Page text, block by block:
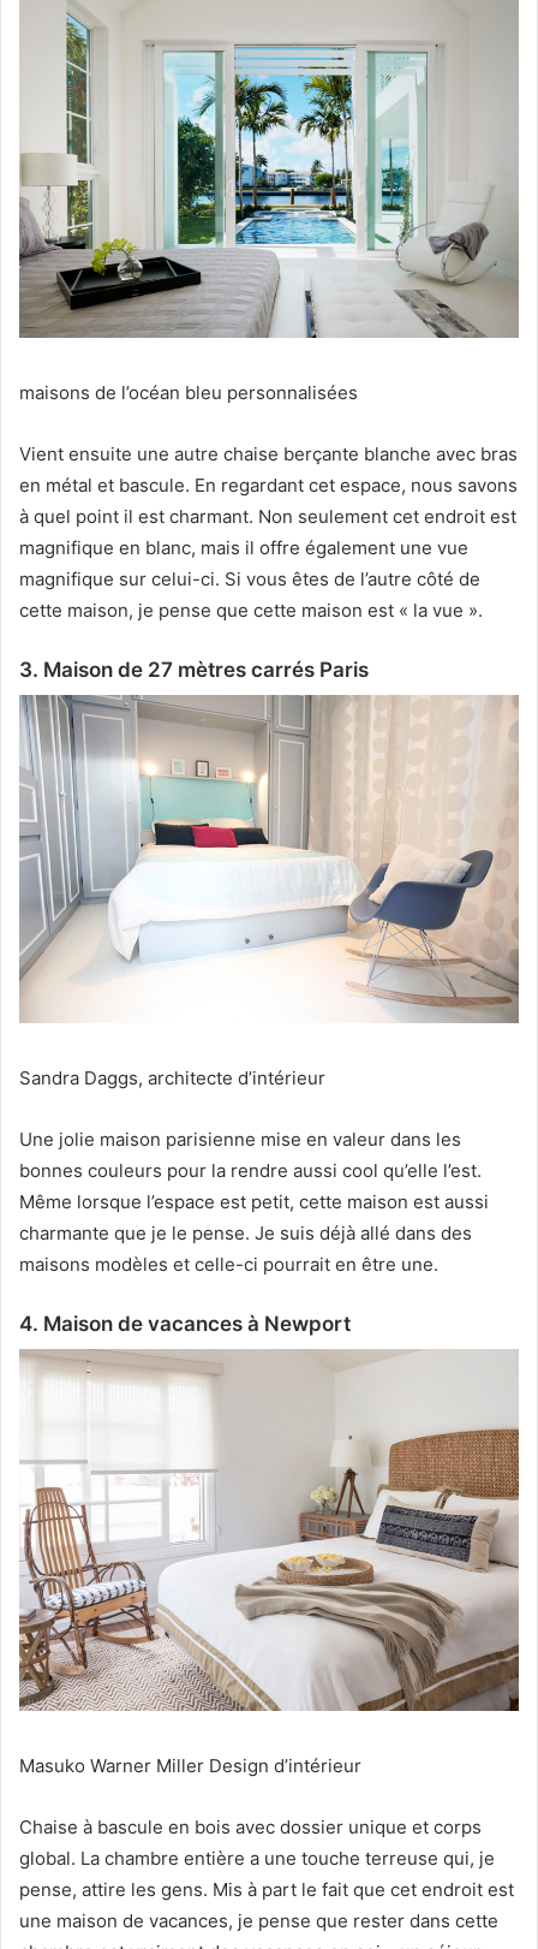
maisons de l’océan bleu personnalisées
Vient ensuite une autre chaise berçante blanche avec bras
en métal et bascule. En regardant cet espace, nous savons
à quel point il est charmant. Non seulement cet endroit est
magnifique en blanc, mais il offre également une vue
magnifique sur celui-ci. Si vous êtes de l’autre côté de
cette maison, je pense que cette maison est « la vue ».
3. Maison de 27 mètres carrés Paris
Sandra Daggs, architecte d’intérieur
Une jolie maison parisienne mise en valeur dans les
bonnes couleurs pour la rendre aussi cool qu’elle l’est.
Même lorsque l’espace est petit, cette maison est aussi
charmante que je le pense. Je suis déjà allé dans des
maisons modèles et celle-ci pourrait en être une.
4. Maison de vacances à Newport
Masuko Warner Miller Design d’intérieur
Chaise à bascule en bois avec dossier unique et corps
global. La chambre entière a une touche terreuse qui, je
pense, attire les gens. Mis à part le fait que cet endroit est
une maison de vacances, je pense que rester dans cette